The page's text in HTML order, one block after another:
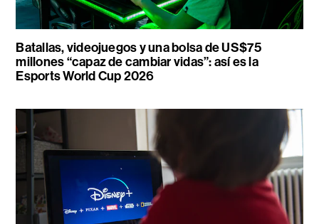
Batallas, videojuegos y una bolsa de US$75
millones “capaz de cambiar vidas”: así es la
Esports World Cup 2026